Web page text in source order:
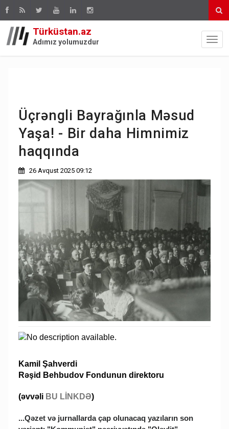
Türküstan.az
Adımız yolumuzdur
Üçrəngli Bayrağınla Məsud
Yaşa! - Bir daha Himnimiz
haqqında
26 Avqust 2025 09:12
Kamil Şahverdi
Rəşid Behbudov Fondunun direktoru
(əvvəli BU LİNKDƏ)
...Qəzet və jurnallarda çap olunacaq yazıların son